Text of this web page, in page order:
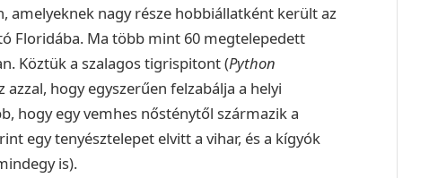
amelyeknek nagy része hobbiállatként került az
Floridába. Ma több mint 60 megtelepedett
Köztük a szalagos tigrispitont (Python
hogy egyszerűen felzabálja a helyi
hogy egy vemhes nősténytől származik a
egy tenyésztelepet elvitt a vihar, és a kígyók
is).